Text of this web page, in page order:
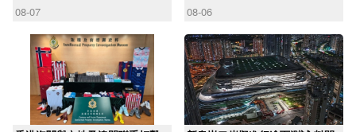
08-07
08-06